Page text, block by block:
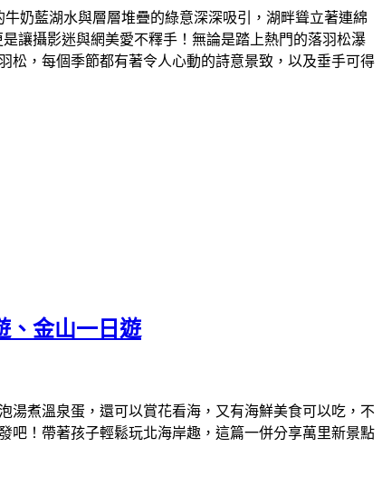
奶藍湖水與層層堆疊的綠意深深吸引，湖畔聳立著連綿
讓攝影迷與網美愛不釋手！無論是踏上熱門的落羽松瀑
松，每個季節都有著令人心動的詩意景致，以及垂手可得
、金山一日遊
湯煮溫泉蛋，還可以賞花看海，又有海鮮美食可以吃，不
吧！帶著孩子輕鬆玩北海岸趣，這篇一併分享萬里新景點